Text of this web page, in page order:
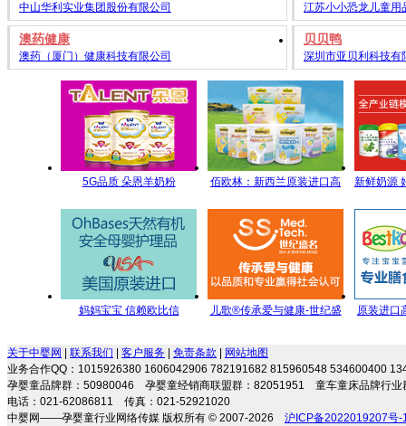
中山华利实业集团股份有限公司 江苏小小恐龙儿童用
澳药健康
澳药（厦门）健康科技有限公司
贝贝鸭
深圳市亚贝利科技有
5G品质 朵恩羊奶粉
佰欧林：新西兰原装进口高
新鲜奶源
妈妈宝宝 信赖欧比信
儿歌®传承爱与健康-世纪盛
原装进口
关于中婴网
联系我们 客户服务 免责条款
网站地图
业务合作QQ：1015926380 1606042906 782191682 815960548 534600400
孕婴童品牌群：50980046 孕婴童经销商联盟群：82051951 童车童床品牌行
电话：021-62086811 传真：021-52921020
中婴网——孕婴童行业网络传媒 版权所有 © 2007-2026 沪ICP备2022019207号-